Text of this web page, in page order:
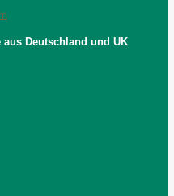
Deutschland und UK